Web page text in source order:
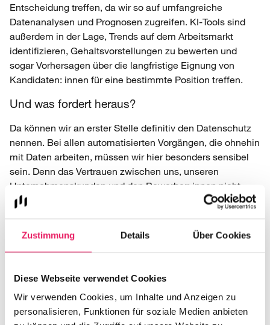
Zustimmung Details Über Cookies
Diese Webseite verwendet Cookies
Wir verwenden Cookies, um Inhalte und Anzeigen zu
personalisieren, Funktionen für soziale Medien anbieten
Entscheidung treffen, da wir so auf umfangreiche
Datenanalysen und Prognosen zugreifen. KI-Tools sind
außerdem in der Lage, Trends auf dem Arbeitsmarkt
identifizieren, Gehaltsvorstellungen zu bewerten und
sogar Vorhersagen über die langfristige Eignung von
Kandidaten: innen für eine bestimmte Position treffen.
Und was fordert heraus?
Da können wir an erster Stelle definitiv den Datenschutz
nennen. Bei allen automatisierten Vorgängen, die ohnehin
mit Daten arbeiten, müssen wir hier besonders sensibel
sein. Denn das Vertrauen zwischen uns, unseren
Unternehmenskunden und den Bewerber: innen nicht
ansatzweise durch die Nutzung von Tools irritiert oder
versichern, dass Ihre Daten bei ambass absolut geschützt
Die KI ergänzt unser menschliches Können als
Personalberatung. Sie kann ebenfalls unsere ohnehin
hohe Trefferquote bei der Auswahl der richtigen